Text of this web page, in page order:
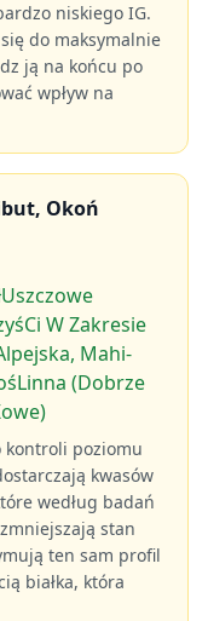
niskiego IG.
do maksymalnie
ją na końcu po
wpływ na
Okoń
W Zakresie
Mahi-
(Dobrze
kontroli poziomu
kwasów
według badań
stan
ten sam profil
białka, która